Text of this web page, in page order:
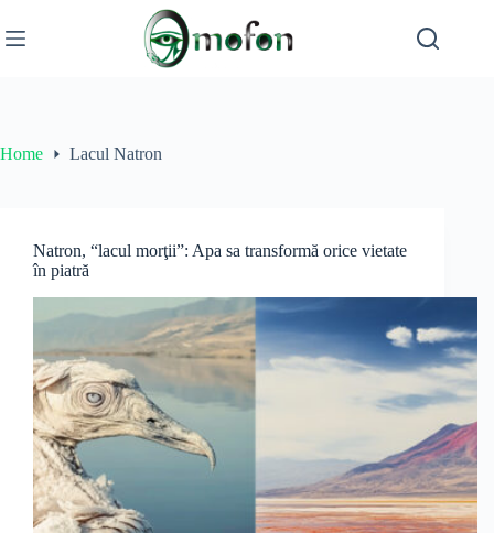
to
content
Home Lacul Natron
Natron, “lacul morţii”: Apa sa transformă orice vietate
în piatră